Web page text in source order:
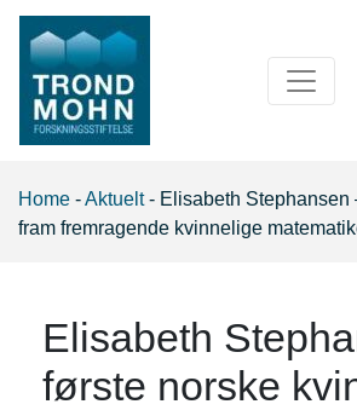
Main Navigation
Home -Aktuelt- Elisabeth Stephansen
fram fremragende kvinnelige
Elisabeth
første norske